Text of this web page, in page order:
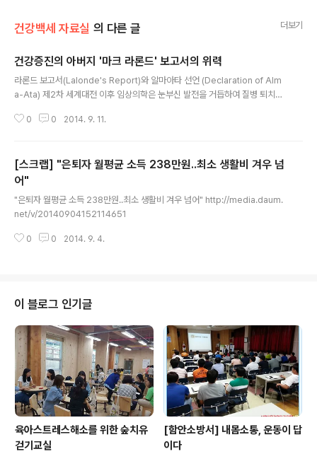
건강백세 자료실 의 다른 글 더보기
건강증진의 아버지 '마크 라론드' 보고서의 위력
라론드 보고서(Lalonde's Report)와 알마아타 선언 (Declaration of Alm
a-Ata) 제2차 세계대전 이후 임상의학은 눈부신 발전을 거듭하여 질병 퇴치에
발되면서 의료비 앙등에 의한 경제적 부담, 치료중심의 의료제도에 대한 ..
0 0 2014. 9. 11.
[스크랩] "은퇴자 월평균 소득 238만원..최소 생활비 겨우 넘
어"
"은퇴자 월평균 소득 238만원..최소 생활비 겨우 넘어" http://media.daum.
net/v/20140904152114651
0 0 2014. 9. 4.
이 블로그 인기글
육아스트레스해소를 위한 숲치유
걷기교실
[함안소방서] 내몸소통, 운동이 답
이다